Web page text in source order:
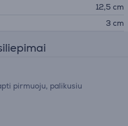
12,5 cm
3 cm
pirmuoju, palikusiu